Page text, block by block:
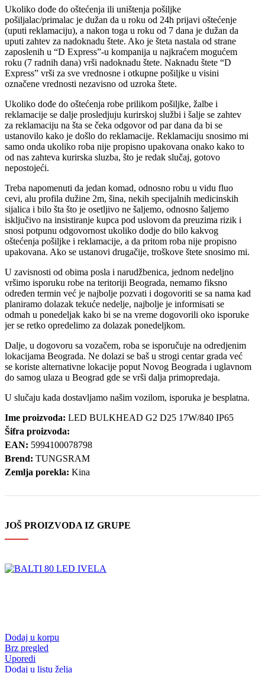
Ukoliko dođe do oštećenja ili uništenja pošiljke
pošiljalac/primalac je dužan da u roku od 24h prijavi oštećenje
(uputi reklamaciju), a nakon toga u roku od 7 dana je dužan da
uputi zahtev za nadoknadu štete. Ako je šteta nastala od strane
zaposlenih u “D Express”-u kompanija u najkraćem mogućem
roku (7 radnih dana) vrši nadoknadu štete. Naknadu štete “D
Express” vrši za sve vrednosne i otkupne pošiljke u visini
označene vrednosti nezavisno od uzroka štete.
Ukoliko dođe do oštećenja robe prilikom pošiljke, žalbe i
reklamacije se dalje prosledjuju kurirskoj službi i šalje se zahtev
za reklamaciju na šta se čeka odgovor od par dana da bi se
ustanovilo kako je došlo do reklamacije. Reklamaciju snosimo mi
samo onda ukoliko roba nije propisno upakovana onako kako to
od nas zahteva kurirska sluzba, što je redak slučaj, gotovo
nepostojeći.
Treba napomenuti da jedan komad, odnosno robu u vidu fluo
cevi, alu profila dužine 2m, šina, nekih specijalnih medicinskih
sijalica i bilo šta što je osetljivo ne šaljemo, odnosno šaljemo
isključivo na insistiranje kupca pod uslovom da preuzima rizik i
snosi potpunu odgovornost ukoliko dodje do bilo kakvog
oštećenja pošiljke i reklamacije, a da pritom roba nije propisno
upakovana. Ako se ustanovi drugačije, troškove štete snosimo mi.
U zavisnosti od obima posla i narudžbenica, jednom nedeljno
vršimo isporuku robe na teritoriji Beograda, nemamo fiksno
određen termin već je najbolje pozvati i dogovoriti se sa nama kad
planiramo dolazak tekuće nedelje, najbolje je informisati se
odmah u ponedeljak kako bi se na vreme dogovorili oko isporuke
jer se retko opredelimo za dolazak ponedeljkom.
Dalje, u dogovoru sa vozačem, roba se isporučuje na odredjenim
lokacijama Beograda. Ne dolazi se baš u strogi centar grada već
se koriste alternativne lokacije poput Novog Beograda i uglavnom
do samog ulaza u Beograd gde se vrši dalja primopredaja.
U slučaju kada dostavljamo našim vozilom, isporuka je besplatna.
Ime proizvoda: LED BULKHEAD G2 D25 17W/840 IP65
Šifra proizvoda:
EAN: 5994100078798
Brend: TUNGSRAM
Zemlja porekla: Kina
JOŠ PROIZVODA IZ GRUPE
Dodaj u korpu
Brz pregled
Uporedi
Dodaj u listu želja